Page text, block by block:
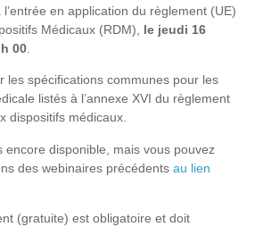
en application du règlement (UE)
Médicaux (RDM), le jeudi 16
00
les spécifications communes pour les
listés à l’annexe XVI du règlement
dispositifs médicaux.
encore disponible, mais vous pouvez
des webinaires précédents au lien
(gratuite) est obligatoire et doit